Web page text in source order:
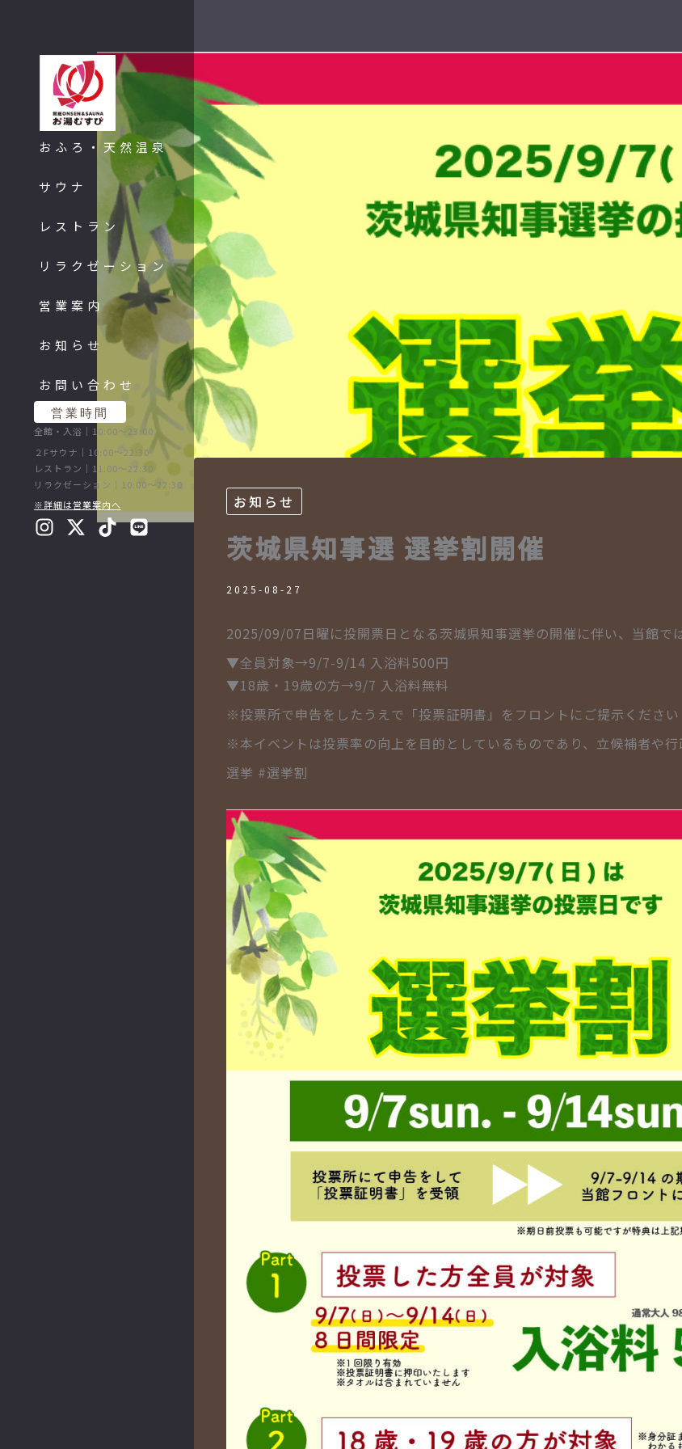
おふろ・天然温泉
サウナ
レストラン
リラクゼーション
営業案内
お知らせ
お問い合わせ
営業時間
全館・入浴｜10:00〜23:00
２Fサウナ｜10:00〜22:30
レストラン｜11:00〜22:30
リラクゼーション｜10:00〜22:30
※詳細は営業案内へ
お知らせ
茨城県知事選 選挙割開催
2025-08-27
2025/09/07日曜に投開票日となる茨城県知事選挙の開催に伴い、当館で
▼全員対象→9/7-9/14 入浴料500円
▼18歳・19歳の方→9/7 入浴料無料
※投票所で申告をしたうえで「投票証明書」をフロントにご提示ください
※本イベントは投票率の向上を目的としているものであり、立候補者や行
選挙 #選挙割